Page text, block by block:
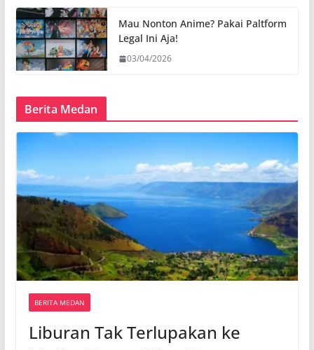
Mau Nonton Anime? Pakai Paltform
Legal Ini Aja!
03/04/2026
Berita Medan
BERITA MEDAN
Liburan Tak Terlupakan ke